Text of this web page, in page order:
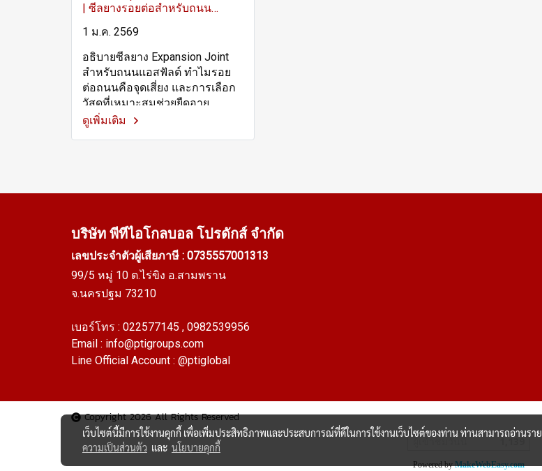
| ซีลยางรอยต่อสำหรับถนน
1 ม.ค. 2569
อธิบายซีลยาง Expansion Joint
สำหรับถนนแอสฟัลต์ ทำไมรอย
ต่อถนนคือจุดเสี่ยง และการเลือก
วัสดุที่เหมาะสมช่วยยืดอายุ
โครงการ
ดูเพิ่มเติม
บริษัท พีทีไอโกลบอล โปรดักส์ จำกัด
เลขประจำตัวผู้เสียภาษี : 0735557001313
99/5 หมู่ 10 ต.ไร่ขิง อ.สามพราน
จ.นครปฐม 73210
เบอร์โทร : 022577145 , 0982539956
Email : info@ptigroups.com
Line Official Account : @ptiglobal
Copyright 2026 All Rights Reserved
ผู้เข้าชมวันนี้ 1,139
Powered byMakeWebEasy.com
เว็บไซต์นี้มีการใช้งานคุกกี้ เพื่อเพิ่มประสิทธิภาพและประสบการณ์ที่ดีในการใช้งานเว็บไซต์ของท่าน ท่านสามารถอ่านรา
ความเป็นส่วนตัว และ นโยบายคุกกี้